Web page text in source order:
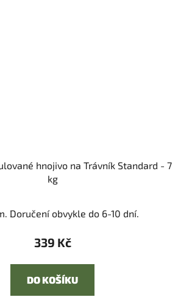
hnojivo na Trávník Standard - 7
kg
Doručení obvykle do 6-10 dní.
339 Kč
DO KOŠÍKU